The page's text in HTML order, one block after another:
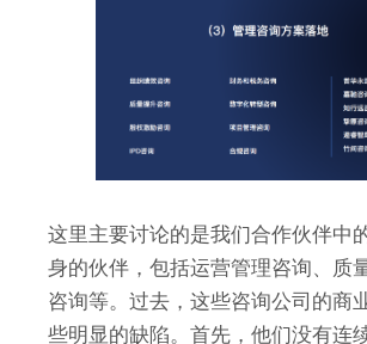
这里主要讨论的是我们合作伙伴中
身的伙伴，包括运营管理咨询、质
咨询等。过去，这些咨询公司的商
些明显的缺陷。首先，他们没有连